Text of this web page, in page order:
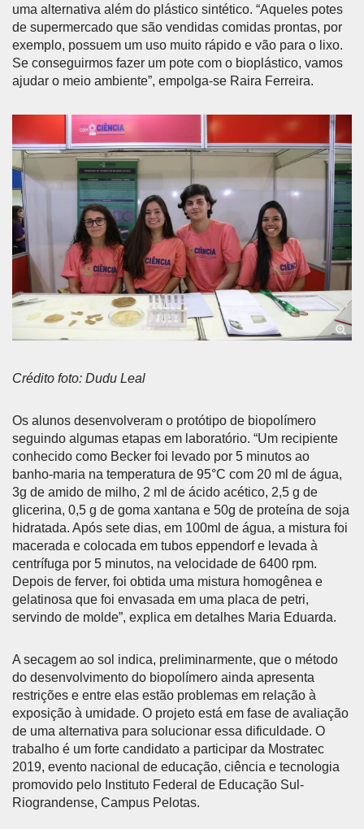
uma alternativa além do plástico sintético. “Aqueles potes
de supermercado que são vendidas comidas prontas, por
exemplo, possuem um uso muito rápido e vão para o lixo.
Se conseguirmos fazer um pote com o bioplástico, vamos
ajudar o meio ambiente”, empolga-se Raira Ferreira.
Crédito foto: Dudu Leal
Os alunos desenvolveram o protótipo de biopolímero
seguindo algumas etapas em laboratório. “Um recipiente
conhecido como Becker foi levado por 5 minutos ao
banho-maria na temperatura de 95°C com 20 ml de água,
3g de amido de milho, 2 ml de ácido acético, 2,5 g de
glicerina, 0,5 g de goma xantana e 50g de proteína de soja
hidratada. Após sete dias, em 100ml de água, a mistura foi
macerada e colocada em tubos eppendorf e levada à
centrífuga por 5 minutos, na velocidade de 6400 rpm.
Depois de ferver, foi obtida uma mistura homogênea e
gelatinosa que foi envasada em uma placa de petri,
servindo de molde”, explica em detalhes Maria Eduarda.
A secagem ao sol indica, preliminarmente, que o método
do desenvolvimento do biopolímero ainda apresenta
restrições e entre elas estão problemas em relação à
exposição à umidade. O projeto está em fase de avaliação
de uma alternativa para solucionar essa dificuldade. O
trabalho é um forte candidato a participar da Mostratec
2019, evento nacional de educação, ciência e tecnologia
promovido pelo Instituto Federal de Educação Sul-
Riograndense, Campus Pelotas.